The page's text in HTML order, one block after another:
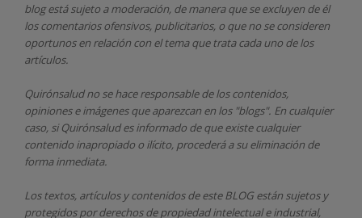
blog está sujeto a moderación, de manera que se excluyen de él
los comentarios ofensivos, publicitarios, o que no se consideren
oportunos en relación con el tema que trata cada uno de los
artículos.
Quirónsaludno se hace responsable de los contenidos,
opiniones e imágenes que aparezcan en los "blogs". En cualquier
caso, si Quirónsaludes informado de que existe cualquier
contenido inapropiado o ilícito, procederá a su eliminación de
forma inmediata.
Los textos, artículos y contenidos de este BLOG están sujetos y
protegidos por derechos de propiedad intelectual e industrial,